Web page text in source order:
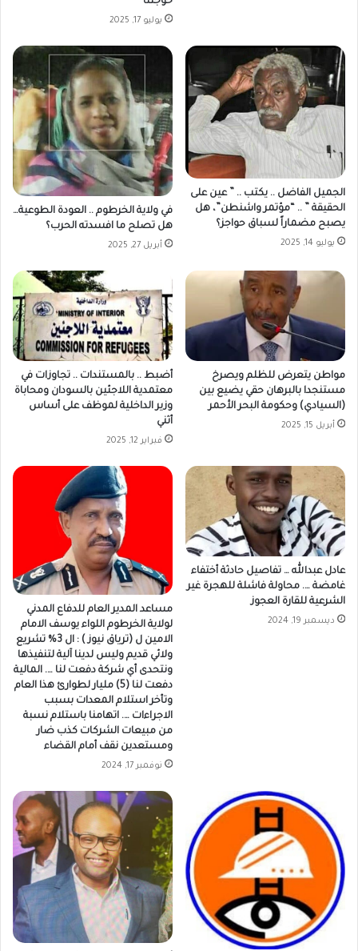
يوليو 17, 2025
الجميل الفاضل .. يكتب .. ” عين على
الحقيقة ” .. “مؤتمر واشنطن”، هل
يصبح مضماراً لسباق حواجز؟
يوليو 14, 2025
في ولاية الخرطوم .. العودة الطوعية…
هل تصلح ما افسدته الحرب؟
أبريل 27, 2025
مواطن يتعرض للظلم ويصرخ
مستنجدا بالبرهان حقي يضيع بين
(السيادي) وحكومة البحر الأحمر
أبريل 15, 2025
أضبط .. بالمستندات .. تجاوزات في
معتمدية اللاجئين بالسودان ومحاباة
وزير الداخلية لموظف على أساس
أثني
فبراير 12, 2025
عادل عبدالله … تفاصيل حادثة أختفاء
غامضة …. محاولة فاشلة للهجرة غير
الشرعية للقارة العجوز
ديسمبر 19, 2024
مساعد المدير العام للدفاع المدني
لولاية الخرطوم اللواء يوسف الامام
الامين ل (ترياق نيوز ) : ال 3% تشريع
ولائي قديم وليس لدينا آلية لتنفيذها
ونتحدى أي شركة دفعت لنا …. المالية
دفعت لنا (5) مليار لطوارئ هذا العام
وتأخر استلام المعدات بسبب
الاجراءات …. اتهامنا باستلام نسبة
من مبيعات الشركات كذب ضار
ومستعدين نقف أمام القضاء
نوفمبر 17, 2024